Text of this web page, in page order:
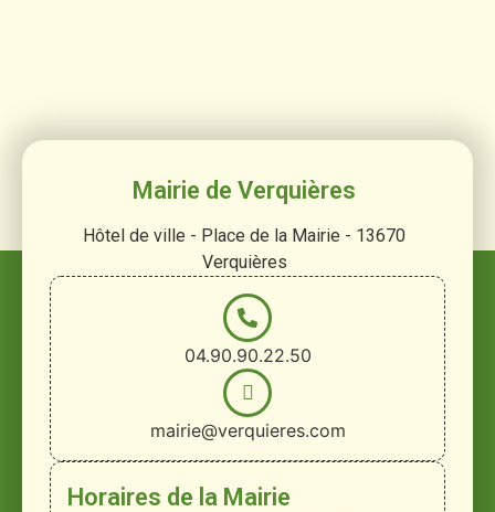
Mairie de Verquières
Hôtel de ville - Place de la Mairie - 13670
Verquières
04.90.90.22.50
mairie@verquieres.com
Horaires de la Mairie